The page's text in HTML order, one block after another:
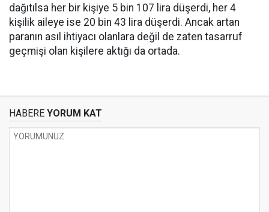
dağıtılsa her bir kişiye 5 bin 107 lira düşerdi, her 4
kişilik aileye ise 20 bin 43 lira düşerdi. Ancak artan
paranın asıl ihtiyacı olanlara değil de zaten tasarruf
geçmişi olan kişilere aktığı da ortada.
HABERE YORUM KAT